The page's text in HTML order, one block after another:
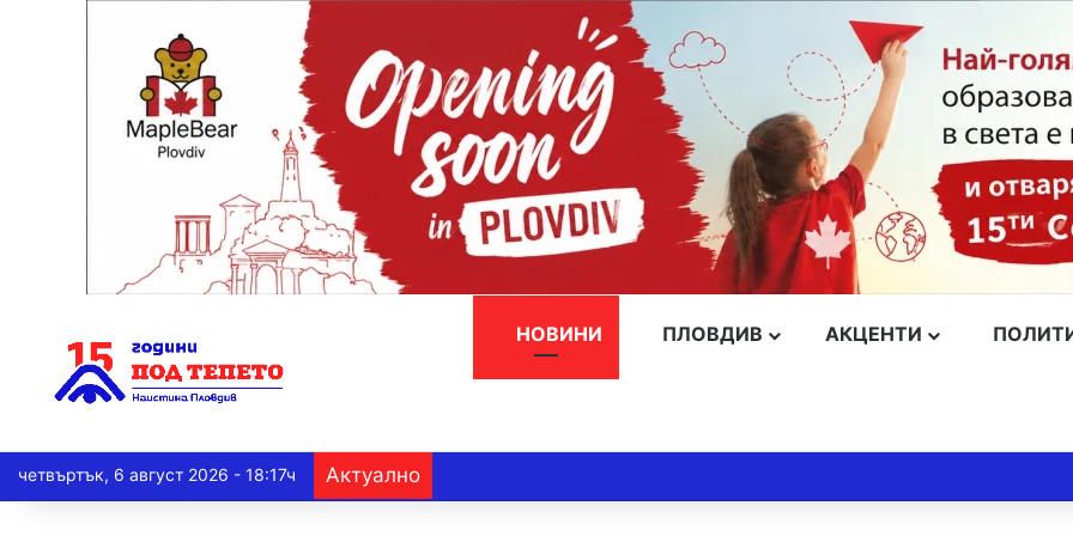
НОВИНИ ПЛОВДИВ АКЦЕНТИ
четвъртък, 6 август 2026 - 18:17ч Актуално